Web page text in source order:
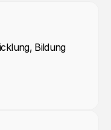
Bildung